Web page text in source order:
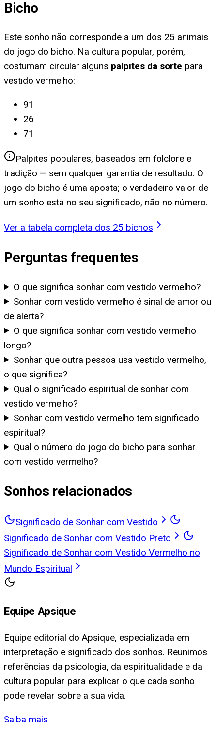
Bicho
Este sonho não corresponde a um dos 25 animais
do jogo do bicho. Na cultura popular, porém,
costumam circular alguns palpites da sorte para
vestido vermelho:
91
26
71
Palpites populares, baseados em folclore e
tradição — sem qualquer garantia de resultado. O
jogo do bicho é uma aposta; o verdadeiro valor de
um sonho está no seu significado, não no número.
Ver a tabela completa dos 25 bichos
Perguntas frequentes
O que significa sonhar com vestido vermelho?
Sonhar com vestido vermelho é sinal de amor ou
de alerta?
O que significa sonhar com vestido vermelho
longo?
Sonhar que outra pessoa usa vestido vermelho,
o que significa?
Qual o significado espiritual de sonhar com
vestido vermelho?
Sonhar com vestido vermelho tem significado
espiritual?
Qual o número do jogo do bicho para sonhar
com vestido vermelho?
Sonhos relacionados
Significado de Sonhar com Vestido
Significado de Sonhar com Vestido Preto
Significado de Sonhar com Vestido Vermelho no
Mundo Espiritual
Equipe Apsique
Equipe editorial do Apsique, especializada em
interpretação e significado dos sonhos. Reunimos
referências da psicologia, da espiritualidade e da
cultura popular para explicar o que cada sonho
pode revelar sobre a sua vida.
Saiba mais